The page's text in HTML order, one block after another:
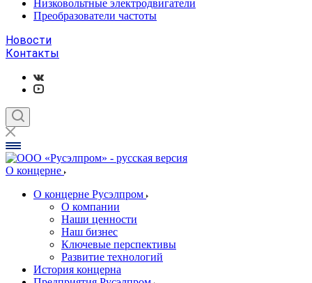
Низковольтные электродвигатели
Преобразователи частоты
Новости
Контакты
О концерне
О концерне Русэлпром
О компании
Наши ценности
Наш бизнес
Ключевые перспективы
Развитие технологий
История концерна